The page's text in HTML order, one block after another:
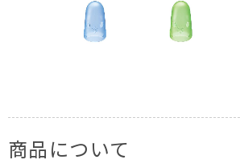
商品について